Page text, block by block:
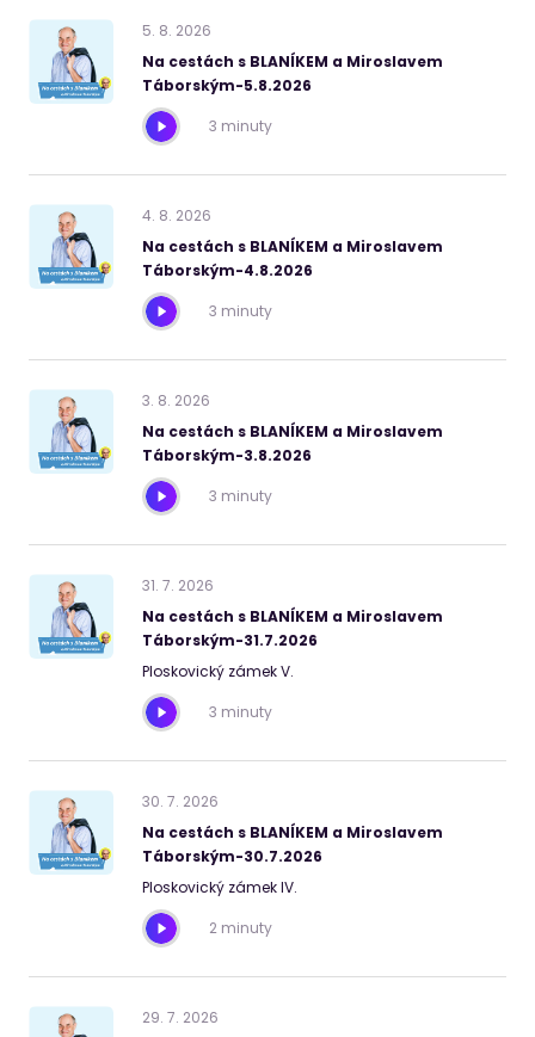
5. 8. 2026
Na cestách s BLANÍKEM a Miroslavem
Táborským-5.8.2026
3 minuty
4. 8. 2026
Na cestách s BLANÍKEM a Miroslavem
Táborským-4.8.2026
3 minuty
3. 8. 2026
Na cestách s BLANÍKEM a Miroslavem
Táborským-3.8.2026
3 minuty
31. 7. 2026
Na cestách s BLANÍKEM a Miroslavem
Táborským-31.7.2026
Ploskovický zámek V.
3 minuty
30. 7. 2026
Na cestách s BLANÍKEM a Miroslavem
Táborským-30.7.2026
Ploskovický zámek IV.
2 minuty
29. 7. 2026